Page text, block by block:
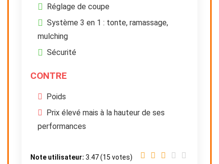
Réglage de coupe
Système 3 en 1 : tonte, ramassage,
mulching
Sécurité
CONTRE
Poids
Prix élevé mais à la hauteur de ses
performances
Note utilisateur: 3.47(15 votes)